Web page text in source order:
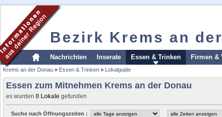
Bezirk Krems an
Nachrichten Inserate Essen & Trinken Firmen &
Krems an der Donau » Essen & Trinken » Lokalguide
Essen zum Mitnehmen Krems an der Donau
es wurden 0 Lokale gefunden
Suche nach Öffnungszeiten :